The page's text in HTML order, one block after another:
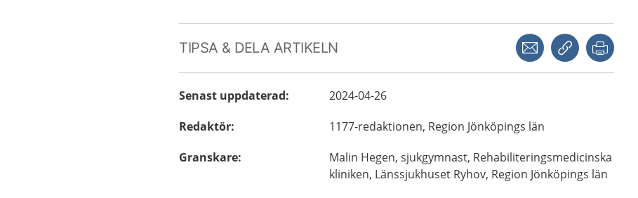
TIPSA & DELA ARTIKELN Dela via mejlKopiera länk
Senast uppdaterad:
2024-04-26
Redaktör: 1177-redaktionen, Region Jönköpings län
Granskare: Malin Hegen, sjukgymnast, Rehabiliteringsmedicinska
kliniken, Länssjukhuset Ryhov, Region Jönköpings län